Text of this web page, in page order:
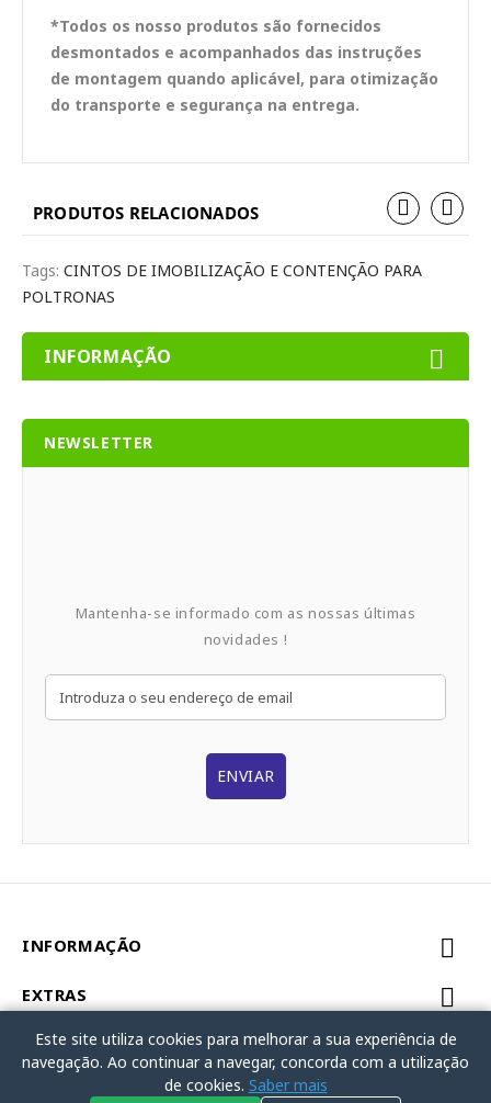
*Todos os nosso produtos são fornecidos
desmontados e acompanhados das instruções
de montagem quando aplicável, para otimização
do transporte e segurança na entrega.
PRODUTOS RELACIONADOS
Tags: CINTOS DE IMOBILIZAÇÃO E CONTENÇÃO PARA
POLTRONAS
INFORMAÇÃO
NEWSLETTER
Mantenha-se informado com as nossas últimas
novidades !
ENVIAR
INFORMAÇÃO
EXTRAS
MINHA CONTA
Este site utiliza cookies para melhorar a sua experiência de
navegação. Ao continuar a navegar, concorda com a utilização
de cookies. Saber mais